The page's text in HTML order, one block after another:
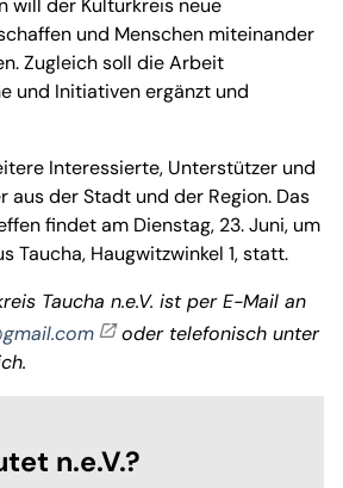
und Menschen miteinander
Zugleich soll die Arbeit
und Initiativen ergänzt und
Interessierte, Unterstützer und
aus der Stadt und der Region. Das
findet am Dienstag, 23. Juni, um
Taucha, Haugwitzwinkel 1, statt.
Taucha n.e.V. ist per E-Mail an
oder telefonisch unter
n.e.V.?